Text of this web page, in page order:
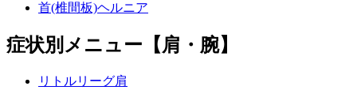
首(椎間板)ヘルニア
症状別メニュー【肩・腕】
リトルリーグ肩